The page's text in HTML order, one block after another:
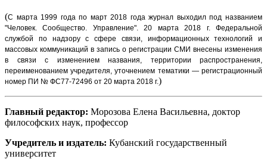
(С марта 1999 года по март 2018 года журнал выходил под названием
"Человек. Сообщество. Управление".20 марта 2018 г. Федеральной
службой по надзору с сфере связи, информационных технологий и
массовых коммуникаций в запись о регистрации СМИ внесены изменения
в связи с изменением названия, территории распространения,
переименованием учредителя, уточнением тематики — регистрационный
номер ПИ № ФС77-72496 от 20 марта 2018 г.)
Главный редактор: Морозова Елена Васильевна, доктор
философских наук, профессор
Учредитель и издатель: Кубанский государственный
университет